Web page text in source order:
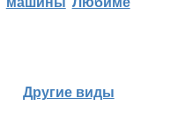
Другие виды